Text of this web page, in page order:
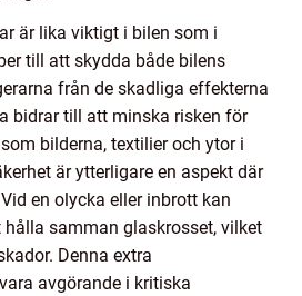
är lika viktigt i bilen som i
till att skydda både bilens
från de skadliga effekterna
bidrar till att minska risken för
bilderna, textilier och ytor i
är ytterligare en aspekt där
en olycka eller inbrott kan
samman glaskrosset, vilket
Denna extra
avgörande i kritiska